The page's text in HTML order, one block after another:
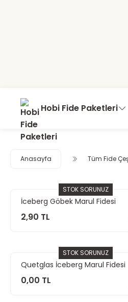
Hobi Fide Paketleri
Anasayfa Tüm Fide
STOK SORUNUZ
İceberg Göbek Marul Fidesi
2,90 TL
STOK SORUNUZ
Quetglas İceberg Marul Fidesi
0,00 TL